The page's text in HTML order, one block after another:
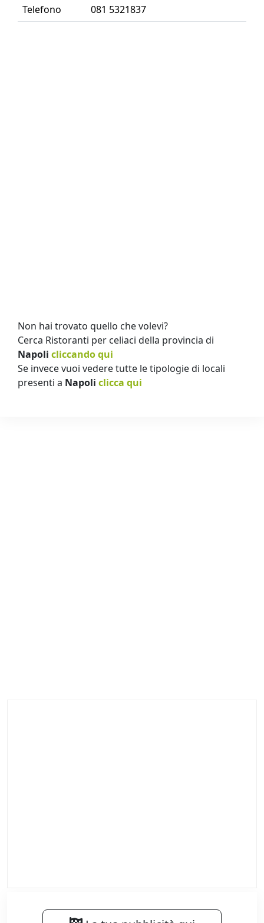
Telefono
081 5321837
Non hai trovato quello che volevi?
Cerca Ristoranti per celiaci della provincia di
Napoli cliccando qui
Se invece vuoi vedere tutte le tipologie di locali
presenti a Napoli clicca qui